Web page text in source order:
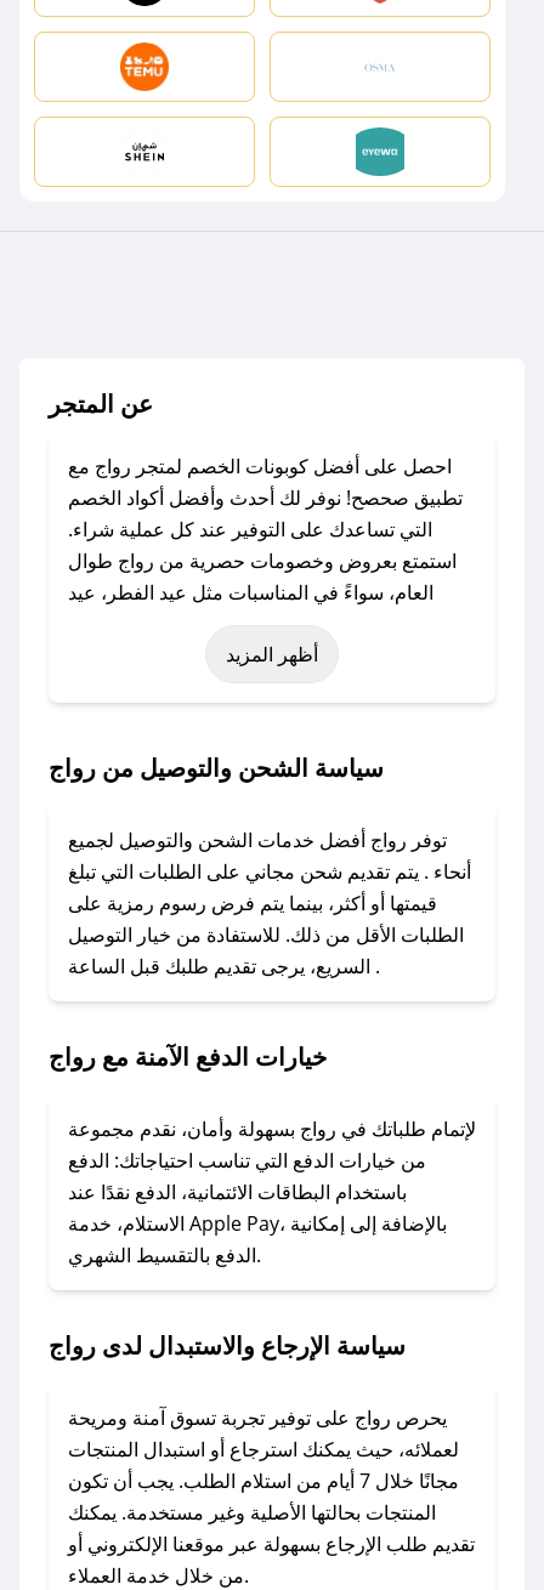
عن المتجر
احصل على أفضل كوبونات الخصم لمتجر رواج مع
تطبيق صحصح! نوفر لك أحدث وأفضل أكواد الخصم
التي تساعدك على التوفير عند كل عملية شراء.
استمتع بعروض وخصومات حصرية من رواج طوال
العام، سواءً في المناسبات مثل عيد الفطر، عيد
الأضحى، الجمعة البيضاء (شهر نوفمبر)، رمضان،
اليوم الوطني، يوم التأسيس، أو حتى عروض خاصة
باستخدام تطبيق صحصح، يمكنك العثور بسهولة على
معنا عبر تويتر أو البريد الإلكتروني لإضافته بسرعة.
### كيفية استخدام كود خصم رواج؟
1. انسخ كود الخصم من تطبيق صحصح.
2. الصقه في خانة الدفع عند التسوق من رواج.
لا تقلق! يمكنك التواصل مع فريق دعم صحصح عبر
وسنقوم بحل المشكلة في أسرع وقت ممكن.
### ماذا أفعل إذا لم أجد كود خصم لمتجري
المفضل؟
في حال عدم توفر كوبونات لمتجرك المفضل، يمكنك
مراسلتنا مباشرة وسنعمل على توفير الكوبونات في
رواج؟
للحصول على كوبونات وخصومات حصرية، قم بما
يلي:
- اضغط على أيقونة متابعة لمتجر رواج في تطبيق
صحصح.
- تابع حسابنا الرسمي على تويتر وقم بتفعيل زر
أظهر المزيد
سياسة الشحن والتوصيل من رواج
توفر رواج أفضل خدمات الشحن والتوصيل لجميع
أنحاء . يتم تقديم شحن مجاني على الطلبات التي تبلغ
قيمتها أو أكثر، بينما يتم فرض رسوم رمزية على
الطلبات الأقل من ذلك. للاستفادة من خيار التوصيل
السريع، يرجى تقديم طلبك قبل الساعة .
خيارات الدفع الآمنة مع رواج
لإتمام طلباتك في رواج بسهولة وأمان، نقدم مجموعة
من خيارات الدفع التي تناسب احتياجاتك: الدفع
باستخدام البطاقات الائتمانية، الدفع نقدًا عند
الاستلام، خدمة Apple Pay، بالإضافة إلى إمكانية
الدفع بالتقسيط الشهري.
سياسة الإرجاع والاستبدال لدى رواج
يحرص رواج على توفير تجربة تسوق آمنة ومريحة
لعملائه، حيث يمكنك استرجاع أو استبدال المنتجات
مجانًا خلال 7 أيام من استلام الطلب. يجب أن تكون
المنتجات بحالتها الأصلية وغير مستخدمة. يمكنك
تقديم طلب الإرجاع بسهولة عبر موقعنا الإلكتروني أو
من خلال خدمة العملاء.